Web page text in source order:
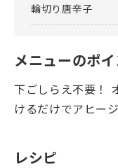
輪切り唐辛子
メニューのポイ
下ごしらえ不要！
けるだけでアヒー
レシピ